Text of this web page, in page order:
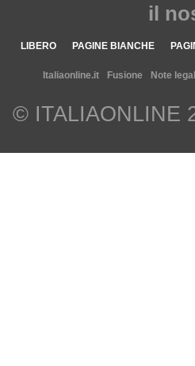
il
LIBERO PAGINE BIANCHE
Italiaonline.it Fusione Note
© ITALIAONLINE